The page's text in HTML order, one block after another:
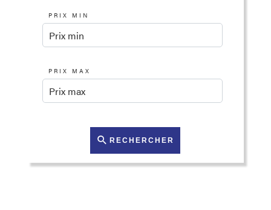
PRIX MIN
PRIX MAX
RECHERCHER